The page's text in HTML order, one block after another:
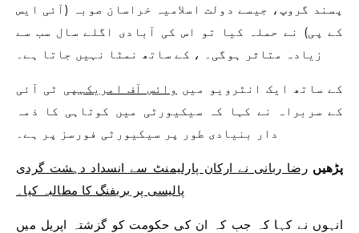
پسند گروپ، جیسے دولت اسلامیہ خراسان صوبہ (آئی ایس
کے پی) نے حملہ کیا تو اس کی آبادی اگلے سال سب سے
زیادہ متاثر ہوگی۔ ، کے ساتھ نمٹا نہیں جاتا ہے۔
کے ساتھ ایک انٹرویو میں وائس آف امریکہپی ٹی آئی
کے سربراہ نے کہا کہ سیکیورٹی میں کوتاہی کا ذمہ
دار بنیادی طور پر سیکیورٹی فورسز پر ہے۔
پڑھیںرضا ربانی نے ارکان پارلیمنٹ سے انسداد دہشت گردی
پالیسی پر بریفنگ کا مطالبہ کیا۔
انہوں نے کہا کہ جب کہ ان کی حکومت کو گزشتہ اپریل میں